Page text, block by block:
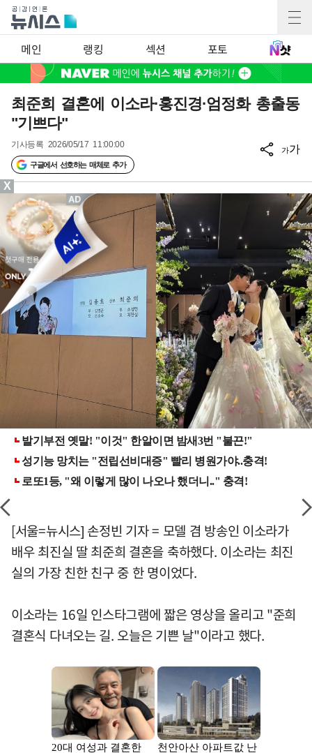
메인 랭킹 섹션 포토
최준희 결혼에 이소라·홍진경·엄정화 총출동
"기쁘다"
기사등록 2026/05/17 11:00:00
구글에서 선호하는 매체로 추가
가가
[서울=뉴시스] 손정빈 기자 = 모델 겸 방송인 이소라가
배우 최진실 딸 최준희 결혼을 축하했다. 이소라는 최진
실의 가장 친한 친구 중 한 명이었다.
이소라는 16일 인스타그램에 짧은 영상을 올리고 "준희
결혼식 다녀오는 길. 오늘은 기쁜 날"이라고 했다.
X